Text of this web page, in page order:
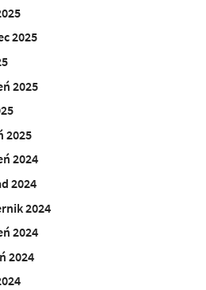
2025
2025
2025
2024
2024
2024
2024
2024